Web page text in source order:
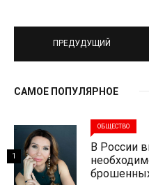
ПРЕДУДУЩИЙ
САМОЕ ПОПУЛЯРНОЕ
ОБЩЕСТВО
В России
1